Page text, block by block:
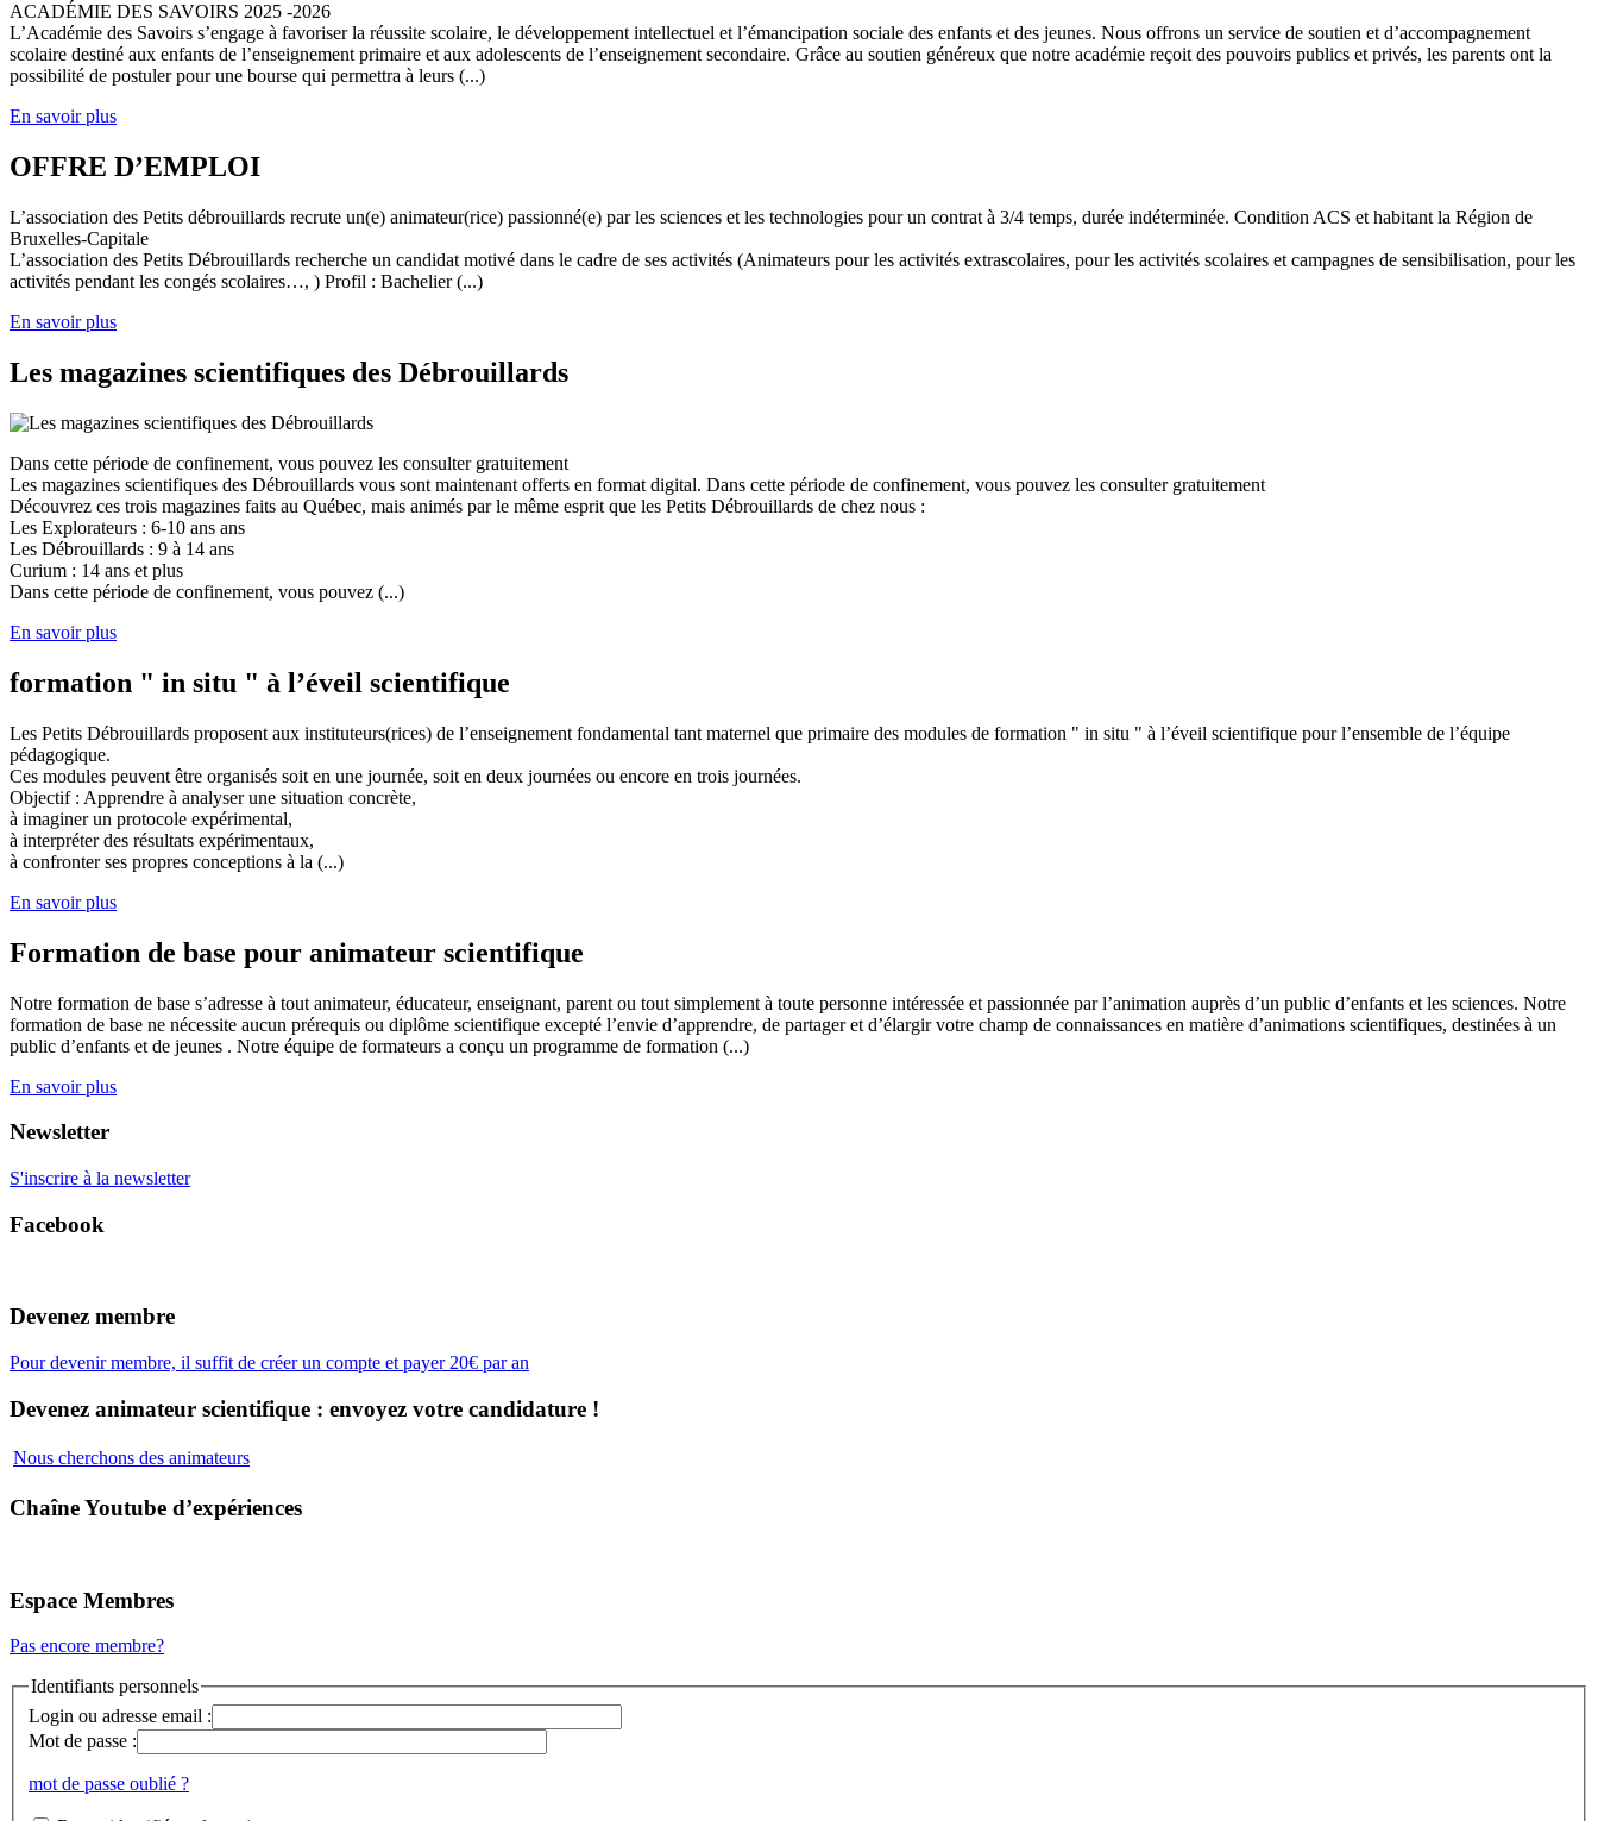
ACADÉMIE DES SAVOIRS 2025 -2026
L’Académie des Savoirs s’engage à favoriser la réussite scolaire, le développement intellectuel et l’émancipation sociale des enfants et des jeunes. Nous offrons un service de soutien et d’accompagnement
scolaire destiné aux enfants de l’enseignement primaire et aux adolescents de l’enseignement secondaire. Grâce au soutien généreux que notre académie reçoit des pouvoirs publics et privés, les parents ont la
possibilité de postuler pour une bourse qui permettra à leurs (...)
En savoir plus
OFFRE D’EMPLOI
L’association des Petits débrouillards recrute un(e) animateur(rice) passionné(e) par les sciences et les technologies pour un contrat à 3/4 temps, durée indéterminée. Condition ACS et habitant la Région de
Bruxelles-Capitale
L’association des Petits Débrouillards recherche un candidat motivé dans le cadre de ses activités (Animateurs pour les activités extrascolaires, pour les activités scolaires et campagnes de sensibilisation, pour les
activités pendant les congés scolaires…, ) Profil : Bachelier (...)
En savoir plus
Les magazines scientifiques des Débrouillards
Dans cette période de confinement, vous pouvez les consulter gratuitement
Les magazines scientifiques des Débrouillards vous sont maintenant offerts en format digital. Dans cette période de confinement, vous pouvez les consulter gratuitement
Découvrez ces trois magazines faits au Québec, mais animés par le même esprit que les Petits Débrouillards de chez nous :
Les Explorateurs : 6-10 ans ans
Les Débrouillards : 9 à 14 ans
Curium : 14 ans et plus
Dans cette période de confinement, vous pouvez (...)
En savoir plus
formation " in situ " à l’éveil scientifique
Les Petits Débrouillards proposent aux instituteurs(rices) de l’enseignement fondamental tant maternel que primaire des modules de formation " in situ " à l’éveil scientifique pour l’ensemble de l’équipe
pédagogique.
Ces modules peuvent être organisés soit en une journée, soit en deux journées ou encore en trois journées.
Objectif : Apprendre à analyser une situation concrète,
à imaginer un protocole expérimental,
à interpréter des résultats expérimentaux,
à confronter ses propres conceptions à la (...)
En savoir plus
Formation de base pour animateur scientifique
Notre formation de base s’adresse à tout animateur, éducateur, enseignant, parent ou tout simplement à toute personne intéressée et passionnée par l’animation auprès d’un public d’enfants et les sciences. Notre
formation de base ne nécessite aucun prérequis ou diplôme scientifique excepté l’envie d’apprendre, de partager et d’élargir votre champ de connaissances en matière d’animations scientifiques, destinées à un
public d’enfants et de jeunes . Notre équipe de formateurs a conçu un programme de formation (...)
En savoir plus
Newsletter
S'inscrire à la newsletter
Facebook
Devenez membre
Pour devenir membre, il suffit de créer un compte et payer 20€ par an
Devenez animateur scientifique : envoyez votre candidature !
Nous cherchons des animateurs
Chaîne Youtube d’expériences
Espace Membres
Pas encore membre?
Identifiants personnels
Login ou adresse email :
Mot de passe :
mot de passe oublié ?